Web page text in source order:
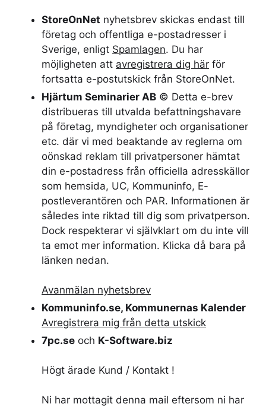
StoreOnNet nyhetsbrev skickas endast till
företag och offentliga e-postadresser i
Sverige, enligt Spamlagen. Du har
möjligheten att avregistrera dig här för
fortsatta e-postutskick från StoreOnNet.
Hjärtum Seminarier AB © Detta e-brev
distribueras till utvalda befattningshavare
på företag, myndigheter och organisationer
etc. där vi med beaktande av reglerna om
oönskad reklam till privatpersoner hämtat
din e-postadress från officiella adresskällor
som hemsida, UC, Kommuninfo, E-
postleverantören och PAR. Informationen är
således inte riktad till dig som privatperson.
Dock respekterar vi självklart om du inte vill
ta emot mer information. Klicka då bara på
länken nedan.
Avanmälan nyhetsbrev
Kommuninfo.se, Kommunernas Kalender
Avregistrera mig från detta utskick
7pc.se och K-Software.biz
Högt ärade Kund / Kontakt !
Ni har mottagit denna mail eftersom ni har